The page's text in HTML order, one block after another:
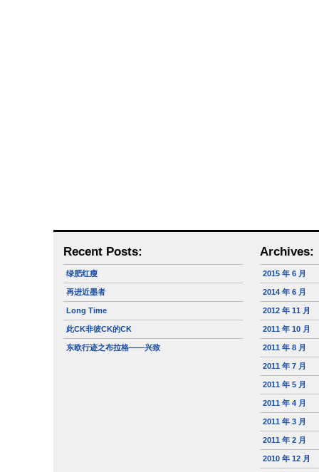
Recent Posts:
绿肥红瘦
再进近墨者
Long Time
此CK非彼CK的CK
东欧行迹之布拉格——兴致
Archives:
2015 年 6 月
2014 年 6 月
2012 年 11 月
2011 年 10 月
2011 年 8 月
2011 年 7 月
2011 年 5 月
2011 年 4 月
2011 年 3 月
2011 年 2 月
2010 年 12 月